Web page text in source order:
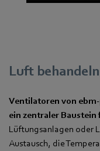
Luft
Ventilatoren von
ein zentraler
Lüftungsanlagen oder
Austausch, die